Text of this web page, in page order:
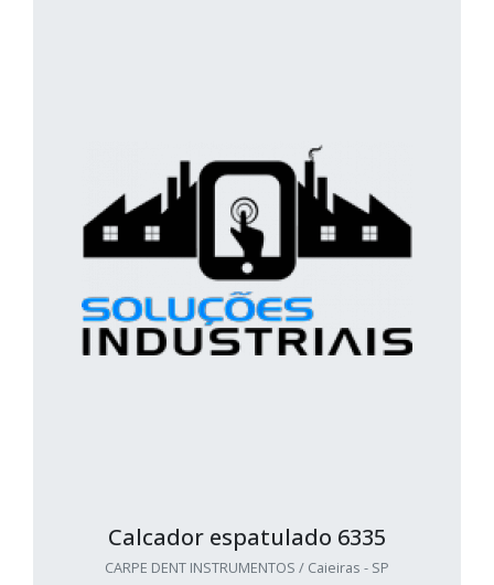
Calcador espatulado 6335
CARPE DENT INSTRUMENTOS / Caieiras - SP